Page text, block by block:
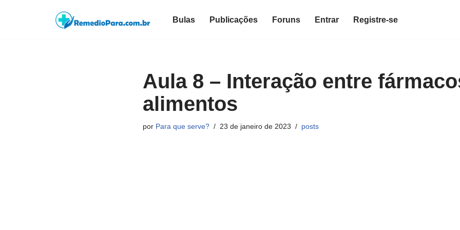
Bulas Publicações Foruns Entrar Registre-se
Aula 8 – Interação entre
alimentos
por Para que serve? 23 de janeiro de 2023 posts